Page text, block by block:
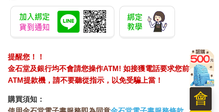
提醒您！！
金石堂及銀行均不會請您操作ATM! 如接獲電話要求您前往
ATM提款機，請不要聽從指示，以免受騙上當！
購買須知：
會